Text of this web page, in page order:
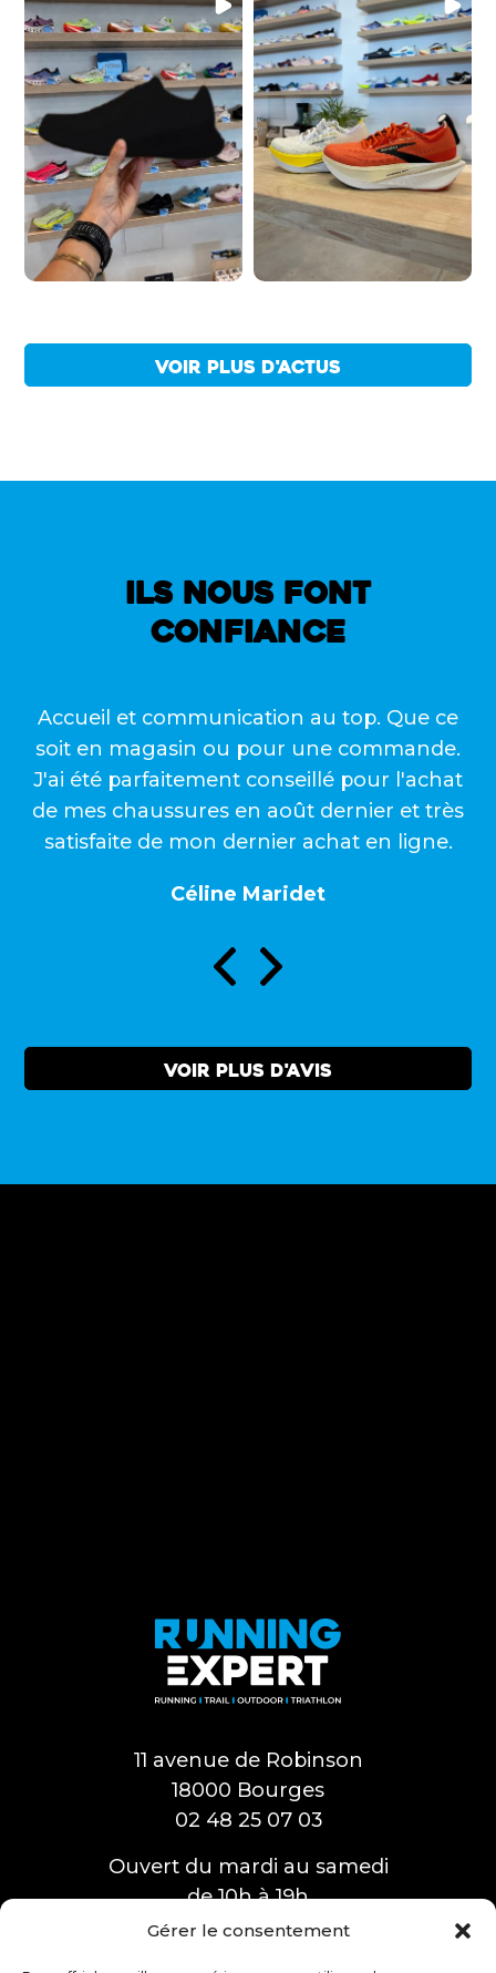
Gérer le consentement
VOIR PLUS D'ACTUS
ILS NOUS FONT
CONFIANCE
Accueil et communication au top. Que ce
soit en magasin ou pour une commande.
J'ai été parfaitement conseillé pour l'achat
de mes chaussures en août dernier et très
satisfaite de mon dernier achat en ligne.
Céline Maridet
10
VOIR PLUS D'AVIS
11 avenue de Robinson
18000 Bourges
02 48 25 07 03
Ouvert du mardi au samedi
de 10h à 19h